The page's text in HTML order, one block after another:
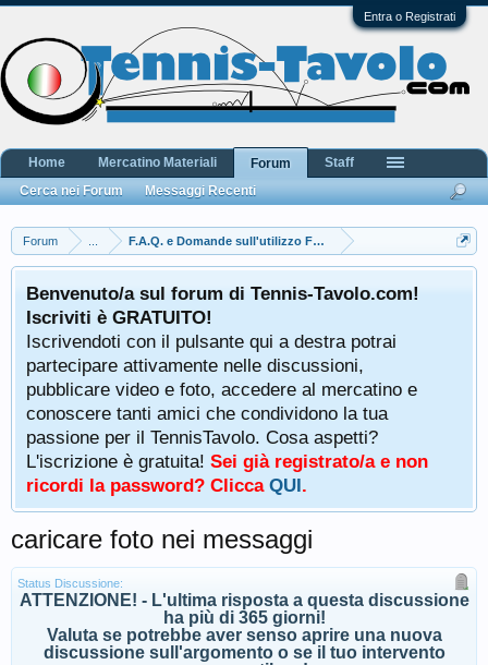
Entra o Registrati
Forum F.A.Q. e Domande sull'utilizzo Forum
Benvenuto/a sul forum di Tennis-Tavolo.com!
Iscriviti è GRATUITO!
Iscrivendoti con il pulsante qui a destra potrai
partecipare attivamente nelle discussioni,
pubblicare video e foto, accedere al mercatino e
conoscere tanti amici che condividono la tua
passione per il TennisTavolo. Cosa aspetti?
L'iscrizione è gratuita! Sei già registrato/a e non
ricordi la password? Clicca QUI.
caricare foto nei messaggi
Status Discussione:
ATTENZIONE! - L'ultima risposta a questa discussione
ha più di 365 giorni!
Valuta se potrebbe aver senso aprire una nuova
discussione sull'argomento o se il tuo intervento
Home Mercatino Materiali
Forum
Cerca nei Forum
Messaggi Recenti
Staff